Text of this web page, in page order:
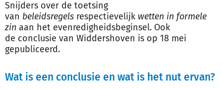
Snijders over de toetsing
van beleidsregels respectievelijk wetten in formele
zin aan het evenredigheidsbeginsel. Ook
de conclusie van Widdershoven is op 18 mei
gepubliceerd.
Wat is een conclusie en wat is het nut ervan?